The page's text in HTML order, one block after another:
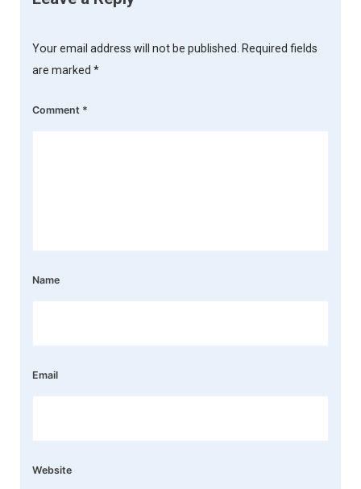
Your email address will not be published. Required fields
are marked *
Comment *
Name
Email
Website